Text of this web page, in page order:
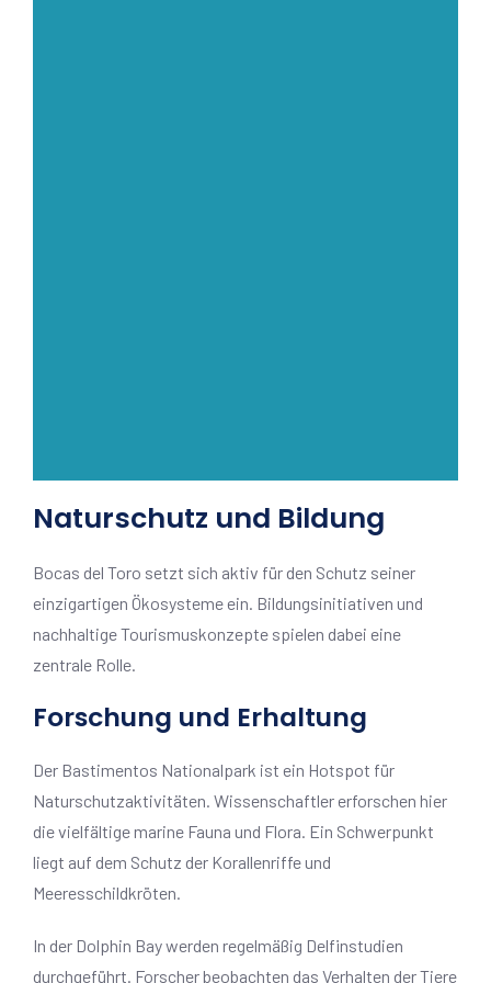
Naturschutz und Bildung
Bocas del Toro setzt sich aktiv für den Schutz seiner
einzigartigen Ökosysteme ein. Bildungsinitiativen und
nachhaltige Tourismuskonzepte spielen dabei eine
zentrale Rolle.
Forschung und Erhaltung
Der Bastimentos Nationalpark ist ein Hotspot für
Naturschutzaktivitäten. Wissenschaftler erforschen hier
die vielfältige marine Fauna und Flora. Ein Schwerpunkt
liegt auf dem Schutz der Korallenriffe und
Meeresschildkröten.
In der Dolphin Bay werden regelmäßig Delfinstudien
durchgeführt. Forscher beobachten das Verhalten der Tiere